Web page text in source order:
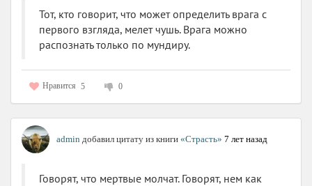
Тот, кто говорит, что может определить врага с
первого взгляда, мелет чушь. Врага можно
распознать только по мундиру.
Нравится 5 0
admin добавил цитату из книги «Страсть» 7 лет назад
Говорят, что мертвые молчат. Говорят, нем как